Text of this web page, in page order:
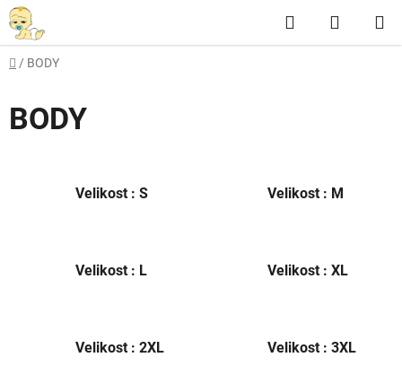
Přejít
na
obsah
Hledat
KOŠÍK
Domů
/ BODY
BODY
Velikost : S Velikost : M
Velikost : L Velikost : XL
Velikost : 2XL Velikost : 3XL